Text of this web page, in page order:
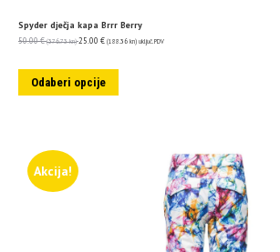
Spyder dječja kapa Brrr Berry
50.00€ (376.73 kn) 25.00 € (188.36 kn) uključ. PDV
Odaberi opcije
Akcija!